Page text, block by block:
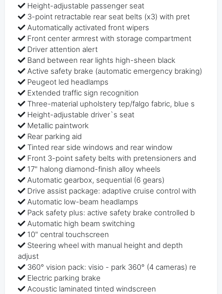
Height-adjustable passenger seat
3-point retractable rear seat belts (x3) with pret
Automatically activated front wipers
Front center armrest with storage compartment
Driver attention alert
Band between rear lights high-sheen black
Active safety brake (automatic emergency braking)
Peugeot led headlamps
Extended traffic sign recognition
Three-material upholstery tep/falgo fabric, blue s
Height-adjustable driver`s seat
Metallic paintwork
Rear parking aid
Tinted rear side windows and rear window
Front 3-point safety belts with pretensioners and
17" halong diamond-finish alloy wheels
Automatic gearbox, sequential (6 gears)
Drive assist package: adaptive cruise control with
Automatic low-beam headlamps
Pack safety plus: active safety brake controlled b
Automatic high beam switching
10" central touchscreen
Steering wheel with manual height and depth
adjust
360° vision pack: visio - park 360° (4 cameras) re
Electric parking brake
Acoustic laminated tinted windscreen